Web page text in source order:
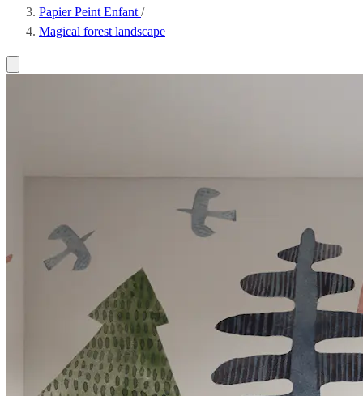
Papier Peint Enfant /
Magical forest landscape